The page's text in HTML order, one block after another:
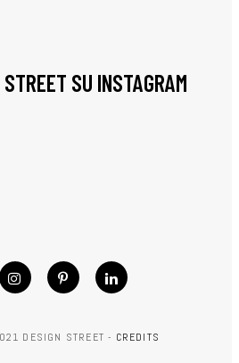
SU INSTAGRAM
DESIGN STREET - CREDITS